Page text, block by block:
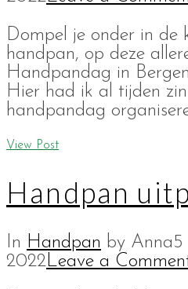
Dompel je onder in de
handpan, op deze
Handpandag in
Hier had ik al tijden zin
handpandag
View Post
Handpan
In Handpan by Anna5
2022Leave a